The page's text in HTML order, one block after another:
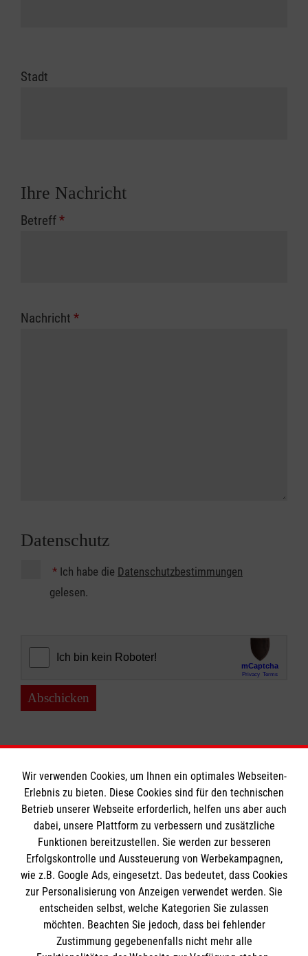
Stadt
Ihre Nachricht
Betreff*
Nachricht *
Datenschutz
* Ich habe die Datenschutzbestimmungen
gelesen.
Abschicken
Informationen
Impressum
Datenschutz
Kontakt
Barrierefreiheit
Die Malteser
Malteser in Deutschland
Wir verwenden Cookies, um Ihnen ein optimales Webseiten-
Erlebnis zu bieten. Diese Cookies sind für den technischen
Betrieb unserer Webseite erforderlich, helfen uns aber auch
dabei, unsere Plattform zu verbessern und zusätzliche
Funktionen bereitzustellen. Sie werden zur besseren
Erfolgskontrolle und Aussteuerung von Werbekampagnen,
wie z.B. Google Ads, eingesetzt. Das bedeutet, dass Cookies
zur Personalisierung von Anzeigen verwendet werden. Sie
entscheiden selbst, welche Kategorien Sie zulassen
möchten. Beachten Sie jedoch, dass bei fehlender
Zustimmung gegebenenfalls nicht mehr alle